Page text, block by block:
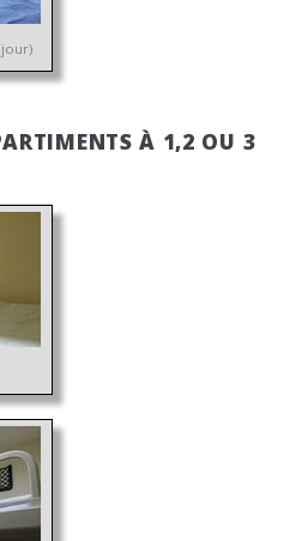
À 1,2 OU 3